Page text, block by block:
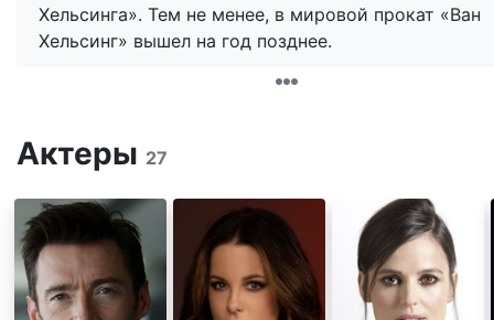
Хельсинга». Тем не менее, в мировой прокат «Ван
Хельсинг» вышел на год позднее.
Актеры 27